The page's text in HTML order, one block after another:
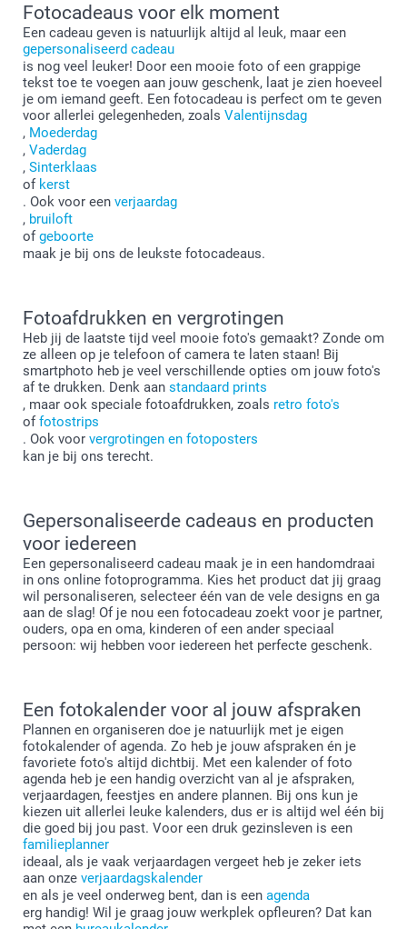
Fotocadeaus voor elk moment
Een cadeau geven is natuurlijk altijd al leuk, maar een
gepersonaliseerd cadeau
is nog veel leuker! Door een mooie foto of een grappige
tekst toe te voegen aan jouw geschenk, laat je zien hoeveel
je om iemand geeft. Een fotocadeau is perfect om te geven
voor allerlei gelegenheden, zoals Valentijnsdag
, Moederdag
, Vaderdag
, Sinterklaas
of kerst
. Ook voor een verjaardag
, bruiloft
ofgeboorte
maak je bij ons de leukste fotocadeaus.
Fotoafdrukken en vergrotingen
Heb jij de laatste tijd veel mooie foto's gemaakt? Zonde om
ze alleen op je telefoon of camera te laten staan! Bij
smartphoto heb je veel verschillende opties om jouw foto's
af te drukken. Denk aan standaard prints
, maar ook speciale fotoafdrukken, zoals retro foto's
offotostrips
. Ook voor vergrotingen en fotoposters
kan je bij ons terecht.
Gepersonaliseerde cadeaus en producten
voor iedereen
Een gepersonaliseerd cadeau maak je in een handomdraai
in ons online fotoprogramma. Kies het product dat jij graag
wil personaliseren, selecteer één van de vele designs en ga
aan de slag! Of je nou een fotocadeau zoekt voor je partner,
ouders, opa en oma, kinderen of een ander speciaal
persoon: wij hebben voor iedereen het perfecte geschenk.
Een fotokalender voor al jouw afspraken
Plannen en organiseren doe je natuurlijk met je eigen
fotokalender of agenda. Zo heb je jouw afspraken én je
favoriete foto's altijd dichtbij. Met een kalender of foto
agenda heb je een handig overzicht van al je afspraken,
verjaardagen, feestjes en andere plannen. Bij ons kun je
kiezen uit allerlei leuke kalenders, dus er is altijd wel één bij
die goed bij jou past. Voor een druk gezinsleven is een
familieplanner
ideaal, als je vaak verjaardagen vergeet heb je zeker iets
aan onze verjaardagskalender
en als je veel onderweg bent, dan is een agenda
erg handig! Wil je graag jouw werkplek opfleuren? Dat kan